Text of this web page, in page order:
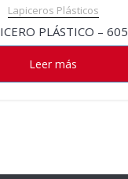
Lapiceros Plásticos
PLÁSTICO – 605
Leer más